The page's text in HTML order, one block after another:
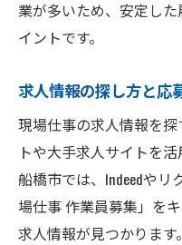
業が多いため、安定し
イントです。
求人情報の探し方と応
現場仕事の求人情報を
トや大手求人サイトを
船橋市では、Indeedやリ
場仕事 作業員募集」を
求人情報が見つかりま